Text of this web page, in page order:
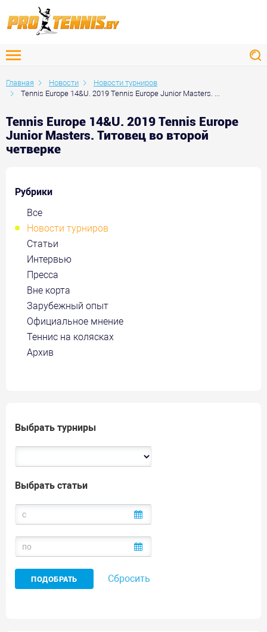
Главная Новости
Новости турниров
Tennis Europe 14&U. 2019 Tennis Europe Junior Masters. ...
Tennis Europe 14&U. 2019 Tennis Europe
Junior Masters. Титовец во второй
четверке
Рубрики
Все
Новости турниров
Статьи
Интервью
Пресса
Вне корта
Зарубежный опыт
Официальное мнение
Теннис на колясках
Архив
Выбрать турниры
Выбрать статьи
Сбросить